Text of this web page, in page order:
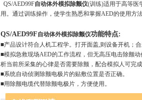
QS/AED99F自动体外模拟除颤仪(训练)适用于高等医
用。通过训练操作，使学生熟悉和掌握AED的使用方
QS/AED99F自动体外模拟除颤仪功能特点:
■产品设计符合人机工程学。打开面盖,则设备开机；
■模拟急救现场AED的工作流程，但无高压电击除颤
析当前所采集的心律是否需要除颤，配合模拟人可完
■系统自动侦测除颤电极片的贴敷位置是否正确。
■用除颤电缆代替除颤电极片，方便使用。